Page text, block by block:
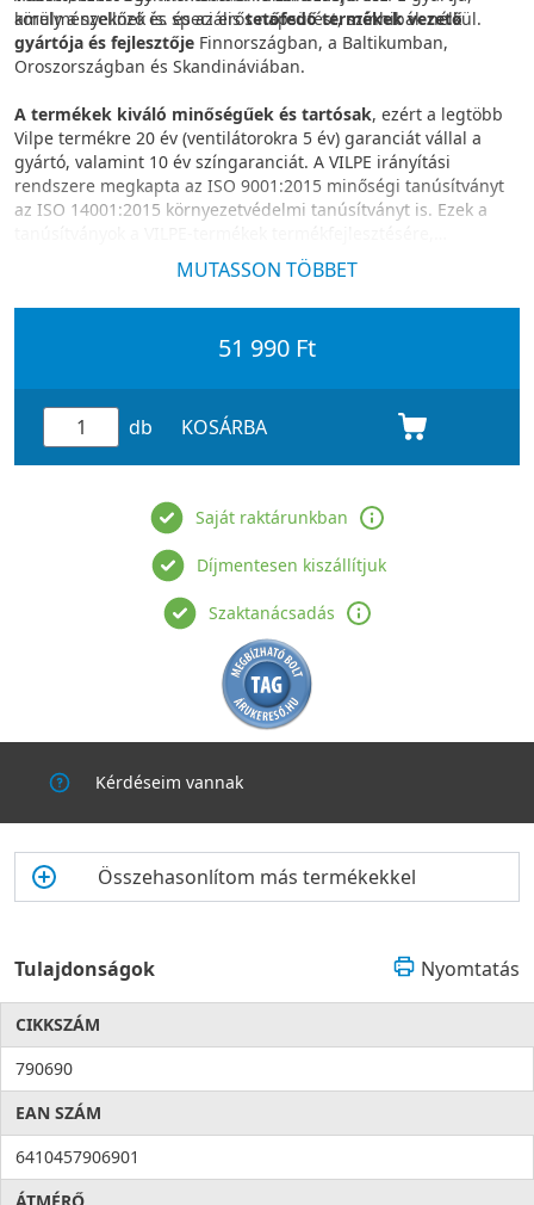
körülményeknek is. és az erős napsütést, színhibák nélkül.
amely a szellőző és speciálistetőfedő termékek vezető
gyártója és fejlesztője Finnországban, a Baltikumban,
Oroszországban és Skandináviában.
A termékek kiváló minőségűek és tartósak, ezért a legtöbb
Vilpe termékre 20 év (ventilátorokra 5 év) garanciát vállal a
gyártó, valamint 10 év színgaranciát. A VILPE irányítási
rendszere megkapta az ISO 9001:2015 minőségi tanúsítványt
az ISO 14001:2015 környezetvédelmi tanúsítványt is. Ezek a
gyártására és értékesítésére vonatkoznak.
MUTASSON TÖBBET
51 990 Ft
db KOSÁRBA
Saját raktárunkban
Díjmentesen kiszállítjuk
Szaktanácsadás
Kérdéseim vannak
Összehasonlítom más termékekkel
Tulajdonságok Nyomtatás
CIKKSZÁM
790690
EAN SZÁM
6410457906901